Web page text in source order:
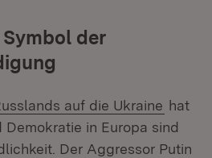
der
auf die Ukraine hat
in Europa sind
Der Aggressor Putin